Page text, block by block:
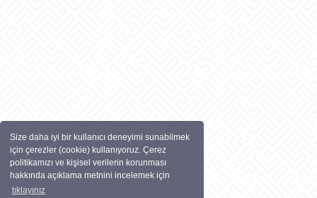
Size daha iyi bir kullanıcı deneyimi sunabilmek
için çerezler (cookie) kullanıyoruz. Çerez
politikamızı ve kişisel verilerin korunması
hakkında açıklama metnini incelemek için
tıklayınız